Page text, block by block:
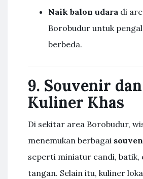
Naik balon udara di
Borobudur untuk
berbeda.
9. Souvenir dan
Kuliner Khas
Di sekitar area Borobudur,
menemukan berbagai
seperti miniatur candi, batik,
tangan. Selain itu, kuliner